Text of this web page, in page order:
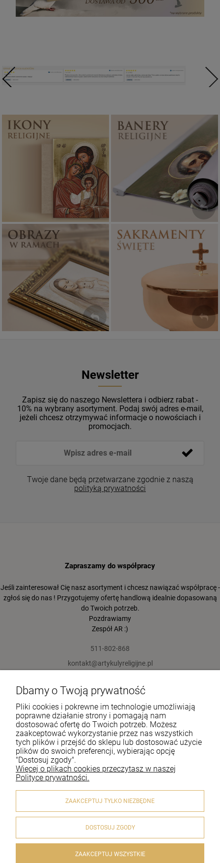
Ikony religijne
PONAD 400
WZORÓW
Banery religijne
ZOBACZ
Obrazy religijne
PIĘKNE
WZORY
Sakramenty Święte
Newsletter
Zapisz się do naszego Newslettera i odbierz rabat -
10% na wybrany asortyment. Podaj swój adres e-mail,
jeżeli chcesz otrzymywać informacje o nowościach i
promocjach.
Twoje dane będą przetwarzane zgodnie z naszą
polityką prywatności
Zapraszamy do współpracy
Jeśli zainteresował Cię nasz asortyment i chcesz nawiązać współpracę -
zgłoś się do nas ! Przygotujemy ofertę handlową idealnie dopasowaną
do Twoich potrzeb.
Pozdrawiamy
Zespół AR :)
511-802-868
kontakt@artykulyreligijne.pl
Pomoc
Moje konto
Płatności i dostawa
Informacje
O nas
© 2020 artykulyreligijne.pl . Wszelkie prawa zastrzeżone.
Styl graficzny i aplikacje ShopGadget.pl
Sklep internetowy
Dbamy o Twoją prywatność
Pliki cookies i pokrewne im technologie umożliwiają
poprawne działanie strony i pomagają nam
dostosować ofertę do Twoich potrzeb. Możesz
zaakceptować wykorzystanie przez nas wszystkich
tych plików i przejść do sklepu lub dostosować użycie
plików do swoich preferencji, wybierając opcję
"Dostosuj zgody".
Więcej o plikach cookies przeczytasz w naszej
Polityce prywatności.
ZAAKCEPTUJ TYLKO NIEZBĘDNE
DOSTOSUJ ZGODY
ZAAKCEPTUJ WSZYSTKIE